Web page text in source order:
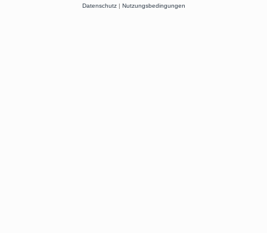
Datenschutz| Nutzungsbedingungen